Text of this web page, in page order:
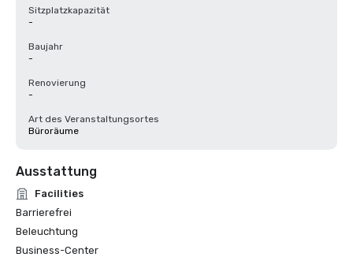
Sitzplatzkapazität
-
Baujahr
-
Renovierung
-
Art des Veranstaltungsortes
Büroräume
Ausstattung
Facilities
Barrierefrei
Beleuchtung
Business-Center